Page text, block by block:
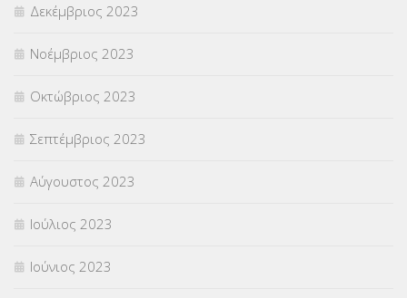
Δεκέμβριος 2023
Νοέμβριος 2023
Οκτώβριος 2023
Σεπτέμβριος 2023
Αύγουστος 2023
Ιούλιος 2023
Ιούνιος 2023